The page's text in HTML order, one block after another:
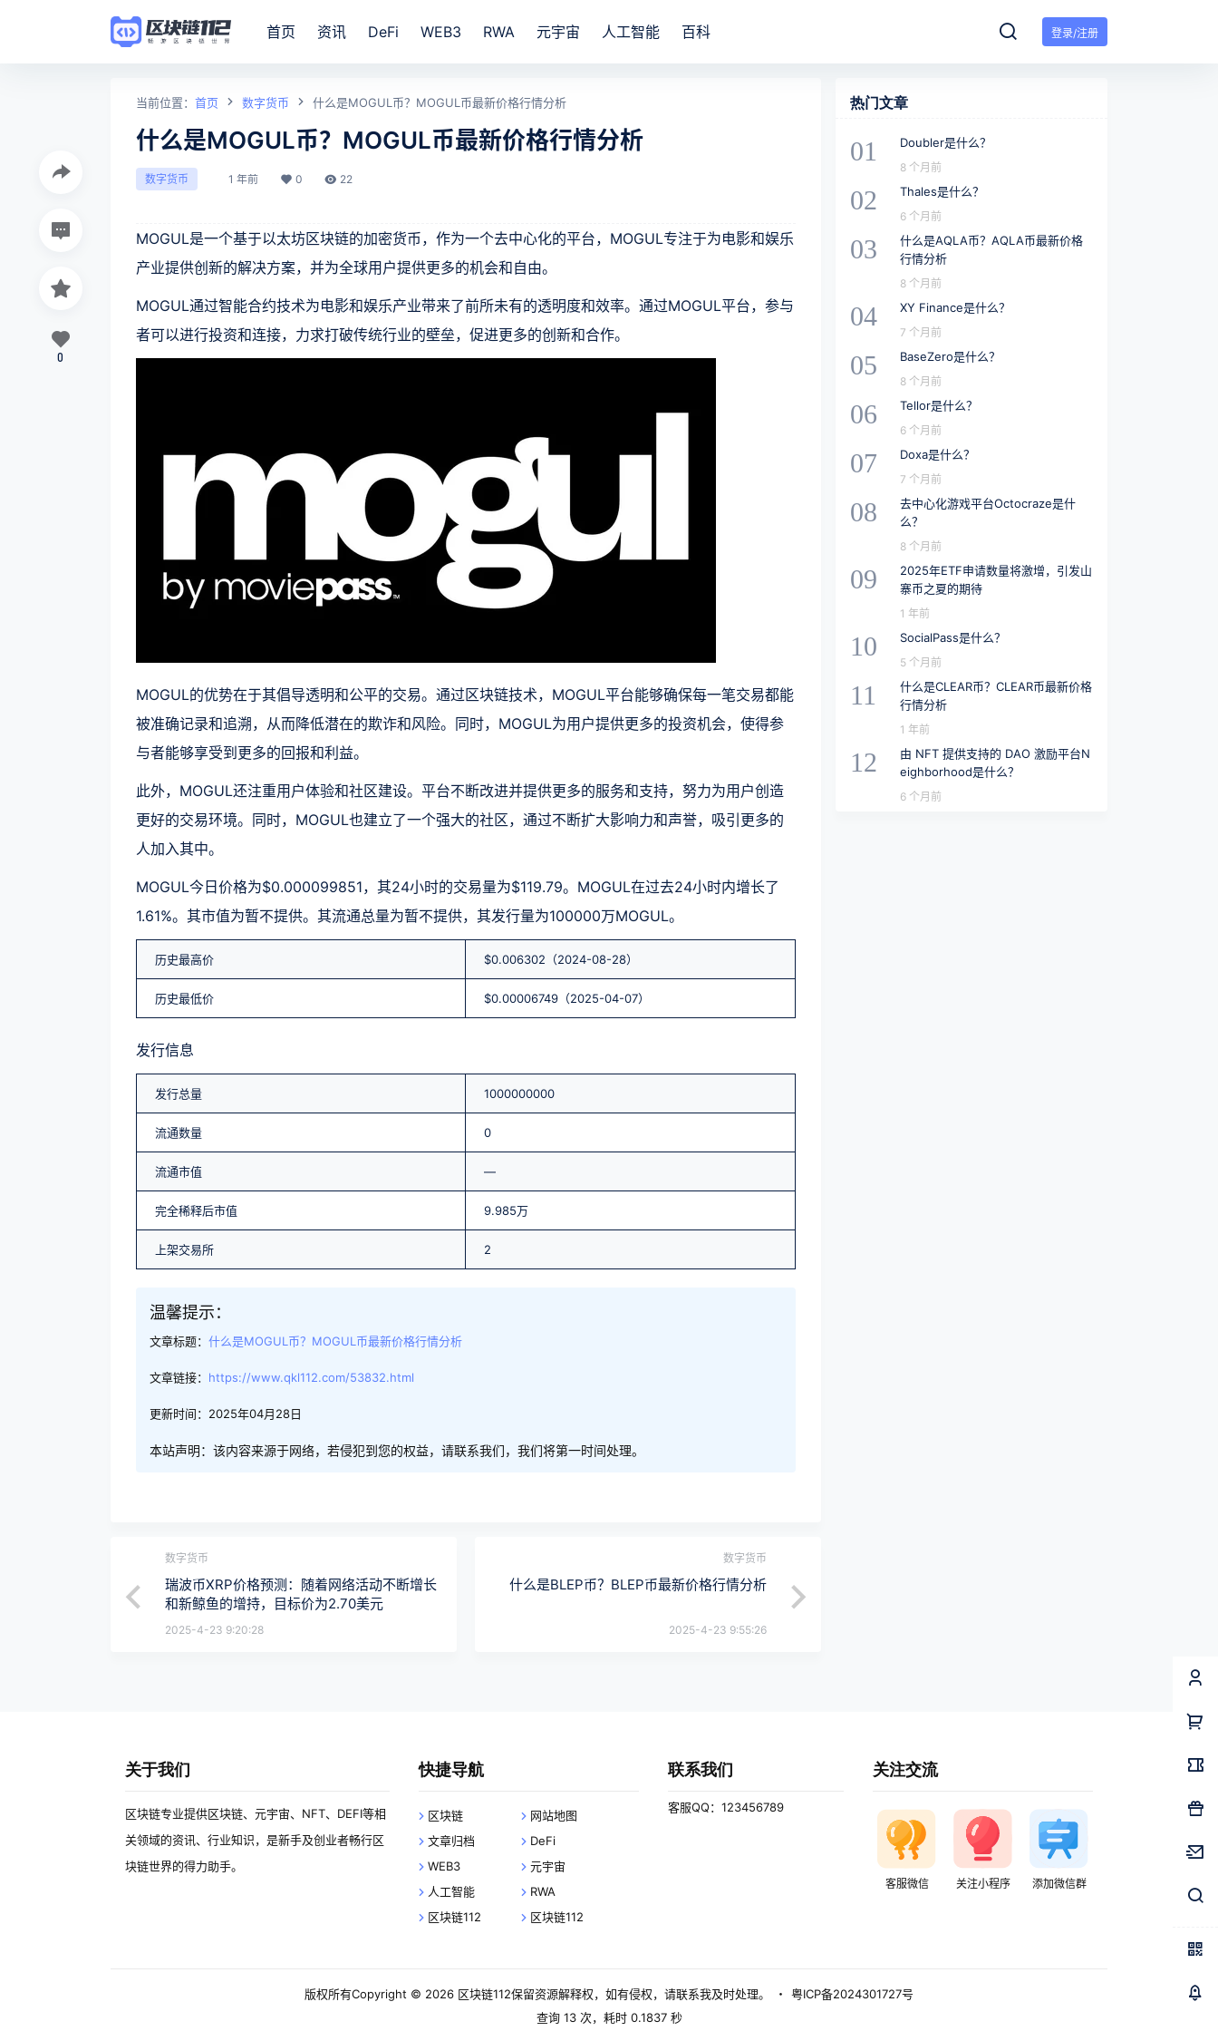
登录/注册
首页 资讯 DeFi WEB3 RWA 元宇宙 人工智能 百科
当前位置： 首页 数字货币 什么是MOGUL币？MOGUL币最新价格行情分析
什么是MOGUL币？MOGUL币最新价格行情分析
数字货币 1 年前 0 22
MOGUL是一个基于以太坊区块链的加密货币，作为一个去中心化的平台，MOGUL专注于为电影和娱乐
产业提供创新的解决方案，并为全球用户提供更多的机会和自由。
MOGUL通过智能合约技术为电影和娱乐产业带来了前所未有的透明度和效率。通过MOGUL平台，参与
者可以进行投资和连接，力求打破传统行业的壁垒，促进更多的创新和合作。
MOGUL的优势在于其倡导透明和公平的交易。通过区块链技术，MOGUL平台能够确保每一笔交易都能
被准确记录和追溯，从而降低潜在的欺诈和风险。同时，MOGUL为用户提供更多的投资机会，使得参
与者能够享受到更多的回报和利益。
此外，MOGUL还注重用户体验和社区建设。平台不断改进并提供更多的服务和支持，努力为用户创造
更好的交易环境。同时，MOGUL也建立了一个强大的社区，通过不断扩大影响力和声誉，吸引更多的
人加入其中。
MOGUL今日价格为$0.000099851，其24小时的交易量为$119.79。MOGUL在过去24小时内增长了
1.61%。其市值为暂不提供。其流通总量为暂不提供，其发行量为100000万MOGUL。
历史最高价 $0.006302（2024-08-28）
历史最低价 $0.00006749（2025-04-07）
发行信息
发行总量 1000000000
流通数量 0
流通市值 —
完全稀释后市值 9.985万
上架交易所 2
温馨提示：
文章标题： 什么是MOGUL币？MOGUL币最新价格行情分析
文章链接： https://www.qkl112.com/53832.html
更新时间：2025年04月28日
本站声明：该内容来源于网络，若侵犯到您的权益，请联系我们，我们将第一时间处理。
0
数字货币
瑞波币XRP价格预测：随着网络活动不断增长
和新鲸鱼的增持，目标价为2.70美元
2025-4-23 9:20:28
数字货币
什么是BLEP币？BLEP币最新价格行情分析
2025-4-23 9:55:26
热门文章
01 Doubler是什么？
8 个月前
02 Thales是什么？
6 个月前
03
什么是AQLA币？AQLA币最新价格
行情分析
8 个月前
04 XY Finance是什么？
7 个月前
05 BaseZero是什么？
8 个月前
06 Tellor是什么？
6 个月前
07 Doxa是什么？
7 个月前
08
去中心化游戏平台Octocraze是什
么？
8 个月前
09
2025年ETF申请数量将激增，引发山
寨币之夏的期待
1 年前
10 SocialPass是什么？
5 个月前
11
什么是CLEAR币？CLEAR币最新价格
行情分析
1 年前
12
由 NFT 提供支持的 DAO 激励平台N
eighborhood是什么？
6 个月前
关于我们
区块链专业提供区块链、元宇宙、NFT、DEFI等相
关领域的资讯、行业知识，是新手及创业者畅行区
块链世界的得力助手。
快捷导航
区块链
网站地图
文章归档
DeFi
WEB3
元宇宙
人工智能
RWA
区块链112
区块链112
联系我们
客服QQ：123456789
关注交流
客服微信 关注小程序 添加微信群
版权所有Copyright © 2026 区块链112保留资源解释权，如有侵权，请联系我及时处理。 ・
粤ICP备2024301727号
查询 13 次，耗时 0.1837 秒